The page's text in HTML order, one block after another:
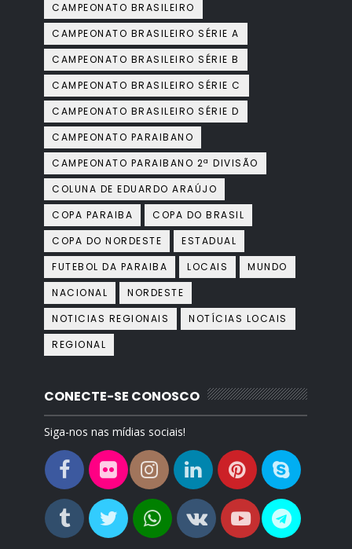
CAMPEONATO BRASILEIRO
CAMPEONATO BRASILEIRO SÉRIE A
CAMPEONATO BRASILEIRO SÉRIE B
CAMPEONATO BRASILEIRO SÉRIE C
CAMPEONATO BRASILEIRO SÉRIE D
CAMPEONATO PARAIBANO
CAMPEONATO PARAIBANO 2ª DIVISÃO
COLUNA DE EDUARDO ARAÚJO
COPA PARAIBA
COPA DO BRASIL
COPA DO NORDESTE
ESTADUAL
FUTEBOL DA PARAIBA
LOCAIS
MUNDO
NACIONAL
NORDESTE
NOTICIAS REGIONAIS
NOTÍCIAS LOCAIS
REGIONAL
CONECTE-SE CONOSCO
Siga-nos nas mídias sociais!